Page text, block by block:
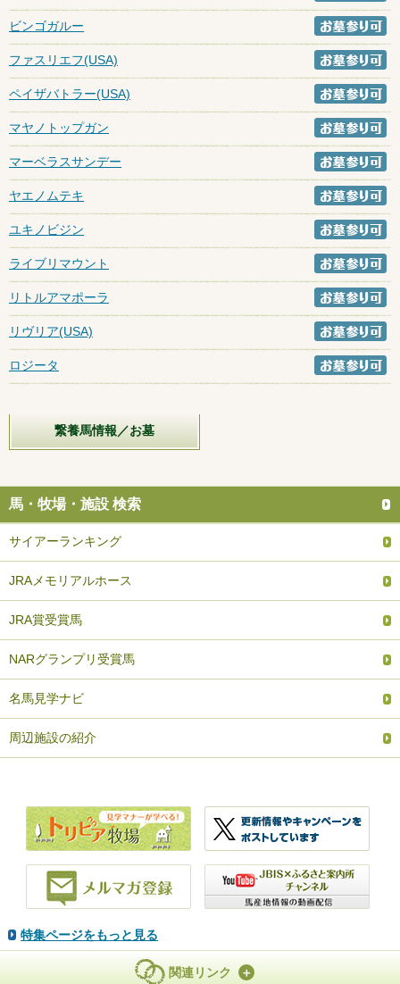
ビンゴガルー
ファスリエフ(USA)
ペイザバトラー(USA)
マヤノトップガン
マーベラスサンデー
ヤエノムテキ
ユキノビジン
ライブリマウント
リトルアマポーラ
リヴリア(USA)
ロジータ
繋養馬情報／お墓
馬・牧場・施設 検索
サイアーランキング
JRAメモリアルホース
JRA賞受賞馬
NARグランプリ受賞馬
名馬見学ナビ
周辺施設の紹介
特集ページをもっと見る
関連リンク